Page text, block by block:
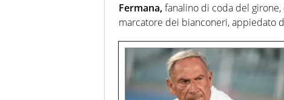
Fermana,fanalino di coda del girone,
marcatore dei bianconeri, appiedato